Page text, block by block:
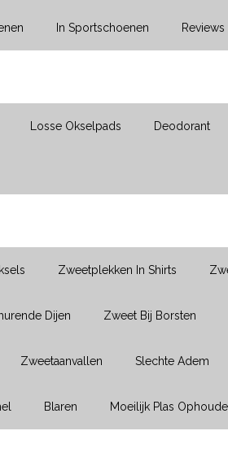
In Sportschoenen Reviews
Losse Okselpads Deodorant
Zweetplekken In Shirts
Dijen Zweet Bij Borsten
Zweetaanvallen Slechte Adem
Blaren Moeilijk Plas